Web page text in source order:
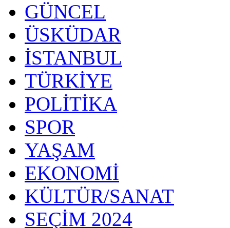
GÜNCEL
ÜSKÜDAR
İSTANBUL
TÜRKİYE
POLİTİKA
SPOR
YAŞAM
EKONOMİ
KÜLTÜR/SANAT
SEÇİM 2024